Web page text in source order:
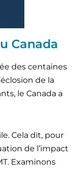
Canada
des centaines
de la
le Canada a
Cela dit, pour
de l’impact
Examinons